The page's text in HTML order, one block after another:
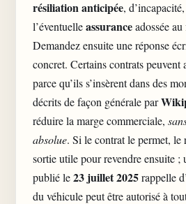
résiliation anticipée,
l’éventuelleassuranceadossée
Demandez ensuite une réponse
concret. Certains contrats peuvent
parce qu’ils s’insèrent dans des
décrits de façon générale par
réduire la marge commerciale,
absolue. Si le contrat le permet, le
sortie utile pour revendre ensuite ;
publié le23 juillet 2025rappelle
du véhicule peut être autorisé à